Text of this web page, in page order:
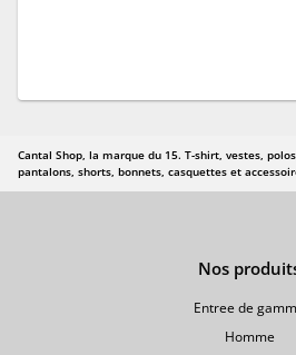
Cantal Shop, la marque du 15. T-shirt, vestes,
pantalons, shorts, bonnets, casquettes et
Nos
Entree de
Homme